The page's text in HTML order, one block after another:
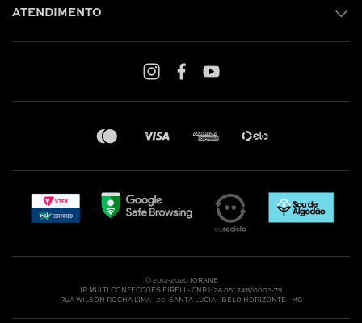
ATENDIMENTO
Whatsapp: (31) 97219-6604
Nossas Lojas
Ⓒ 2012-2020 IORANE
IR MULTI CONFECCOES EIRELI - CNPJ: 26.051.748/0003-79
RUA WILSON ROCHA LIMA - 26- SANTA LÚCIA - BELO HORIZONTE - MG